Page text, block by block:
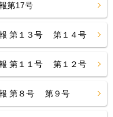
第17号
報 第１３号 第１４号
報 第１１号 第１２号
報 第８号 第９号